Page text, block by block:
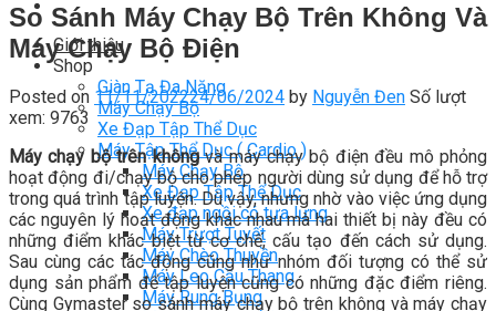
Giới thiệu
Shop
Giàn Tạ Đa Năng
Máy Chạy Bộ
Xe Đạp Tập Thể Dục
Máy Tập Thể Dục ( Cardio )
Máy Chạy Bộ
Xe Đạp Tập Thể Dục
Xe đạp ngồi có tựa lưng
Máy Trượt Tuyết
Máy Chèo Thuyền
Máy Leo Cầu Thang
Máy Rung Bụng
So Sánh Máy Chạy Bộ Trên Không Và
Máy Chạy Bộ Điện
Posted on 11/11/202224/06/2024 by Nguyễn Đen Số lượt
xem: 9763
Máy chạy bộ trên khôngvà máy chạy bộ điện đều mô phỏng
hoạt động đi/chạy bộ cho phép người dùng sử dụng để hỗ trợ
trong quá trình tập luyện. Dù vậy, nhưng nhờ vào việc ứng dụng
các nguyên lý hoạt động khác nhau mà hai thiết bị này đều có
những điểm khác biệt từ cơ chế, cấu tạo đến cách sử dụng.
Sau cùng các tác động cũng như nhóm đối tượng có thể sử
dụng sản phẩm để tập luyện cũng có những đặc điểm riêng.
Cùng Gymaster so sánh máy chạy bộ trên không và máy chạy